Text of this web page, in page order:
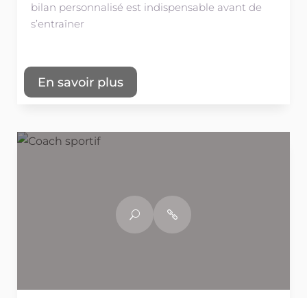
bilan personnalisé est indispensable avant de
s’entraîner
En savoir plus